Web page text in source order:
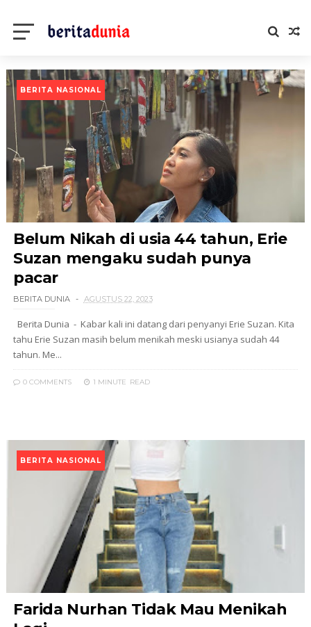
BERITA NASIONAL
Belum Nikah di usia 44 tahun, Erie
Suzan mengaku sudah punya
pacar
BERITA DUNIA AGUSTUS 22, 2023
Berita Dunia - Kabar kali ini datang dari penyanyi Erie Suzan. Kita
tahu Erie Suzan masih belum menikah meski usianya sudah 44
tahun. Me...
0 COMMENTS 1 MINUTE READ
BERITA NASIONAL
Farida Nurhan Tidak Mau Menikah